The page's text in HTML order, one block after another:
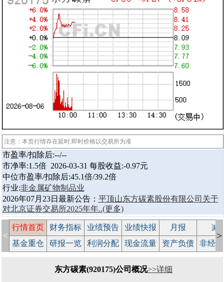
注意：本页行情存在延时,即时价格以交易所为准
市盈率/扣除后:--/--
市净率:1.5倍 2026-03-31 每股收益:-0.97元
中位市盈率/扣除后:45.1倍/39.2倍
行业:非金属矿物制品业
2026年07月23日最新公告： 平顶山东方碳素股份有限公司关于
对北京证券交易所2025年年..(更多)
<
行情首页 财务指标 业绩预告 业绩快报 月报
减
基金重仓
研报一览 利润分配 现金流量 资产负债 非经
>
东方碳素(920175)公司概况>>详细